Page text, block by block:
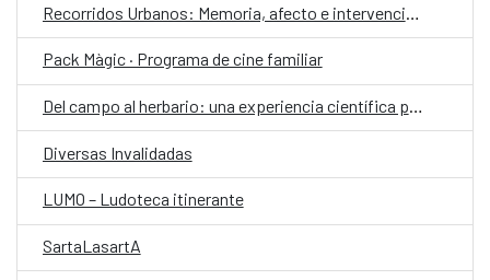
Pack Màgic · Programa de cine familiar
Del campo al herbario: una experiencia científica para niñas
Diversas Invalidadas
LUMO – Ludoteca itinerante
SartaLasartA